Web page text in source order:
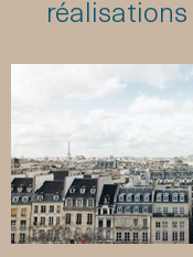
réalisations